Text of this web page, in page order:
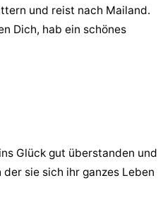
und reist nach Mailand.
Dich, hab ein schönes
Glück gut überstanden und
sie sich ihr ganzes Leben